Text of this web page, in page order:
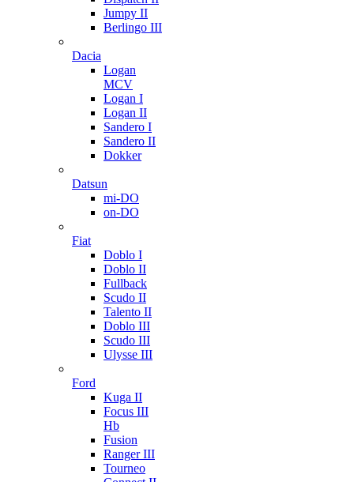
Jumpy II
Berlingo III
Dacia
Logan
MCV
Logan I
Logan II
Sandero I
Sandero II
Dokker
Datsun
mi-DO
on-DO
Fiat
Doblo I
Doblo II
Fullback
Scudo II
Talento II
Doblo III
Scudo III
Ulysse III
Ford
Kuga II
Focus III
Hb
Fusion
Ranger III
Tourneo